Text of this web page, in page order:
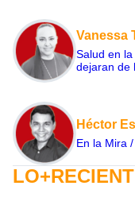
Vanessa
Salud en
dejaran de
Héctor
En la Mira